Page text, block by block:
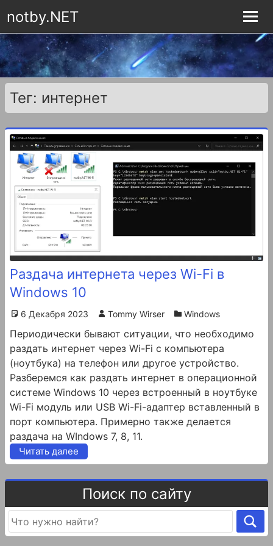
notby.NET
Тег: интернет
Раздача интернета через Wi-Fi в
Windows 10
6 Декабря 2023 Tommy Wirser Windows
Периодически бывают ситуации, что необходимо
раздать интернет через Wi-Fi с компьютера
(ноутбука) на телефон или другое устройство.
Разберемся как раздать интернет в операционной
системе Windows 10 через встроенный в ноутбуке
Wi-Fi модуль или USB Wi-Fi-адаптер вставленный в
порт компьютера. Примерно также делается
раздача на WIndows 7, 8, 11.
Читать далее
Поиск по сайту